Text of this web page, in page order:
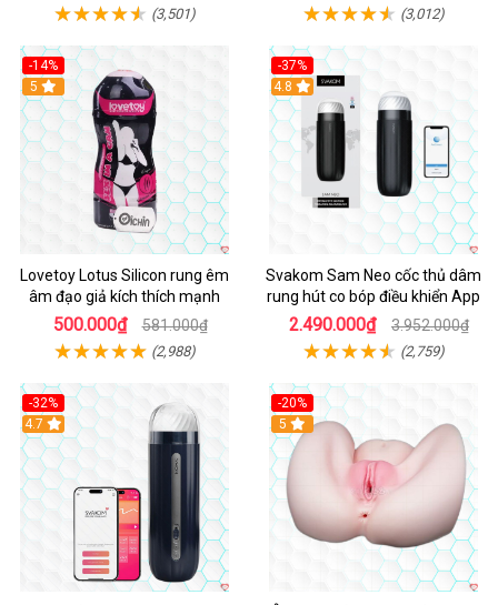
(3,501) (3,012)
-14%
Hot
5
Lovetoy Lotus Silicon rung êm
âm đạo giả kích thích mạnh
500.000₫ 581.000₫
(2,988)
-37%
4.8
Svakom Sam Neo cốc thủ dâm
rung hút co bóp điều khiển App
2.490.000₫ 3.952.000₫
(2,759)
-32%
Hot
4.7
-20%
Hot
5